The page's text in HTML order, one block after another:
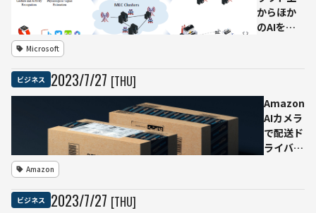
からほか
のAIを訓
する「自
律型エッ
ジAIシス
テム」
Microsoft
Microsoft
ビジネス 2023/7/27 [THU]
Amazon
AIカメラ
で配送ド
ライバー
Amazon
ビジネス 2023/7/27 [THU]